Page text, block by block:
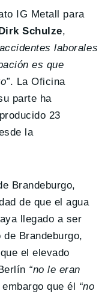
IG Metall para
Dirk Schulze,
laborales
es que
. La Oficina
parte ha
23
la
Brandeburgo,
de que el agua
llegado a ser
Brandeburgo,
el elevado
“no le eran
que él “no